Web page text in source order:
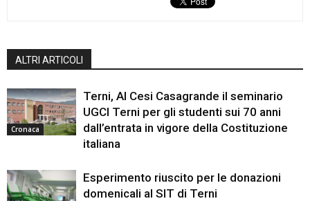
ALTRI ARTICOLI
Cronaca
Terni, Al Cesi Casagrande il seminario
UGCI Terni per gli studenti sui 70 anni
dall’entrata in vigore della Costituzione
italiana
Esperimento riuscito per le donazioni
domenicali al SIT di Terni